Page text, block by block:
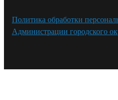
Политика обработки
Администрации городского